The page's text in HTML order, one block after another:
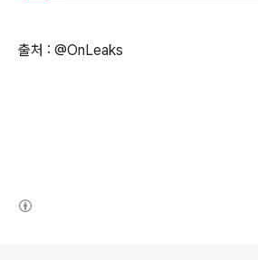
출처 : @OnLeaks